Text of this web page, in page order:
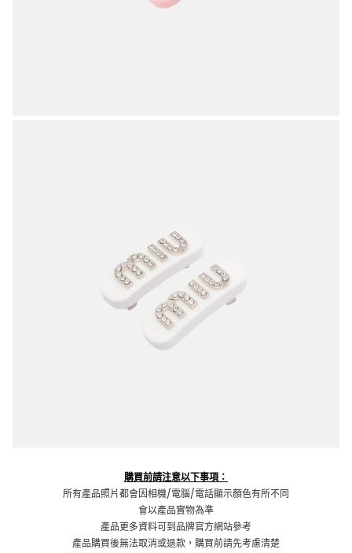
購買前請注意以下事項：
所有產品照片都會因相機/電腦/電話顯示顏色有所不同
會以產品實物為準
產品更多資料可到品牌官方網站參考
產品購買後無法取消或退款，購買前請先考慮清楚